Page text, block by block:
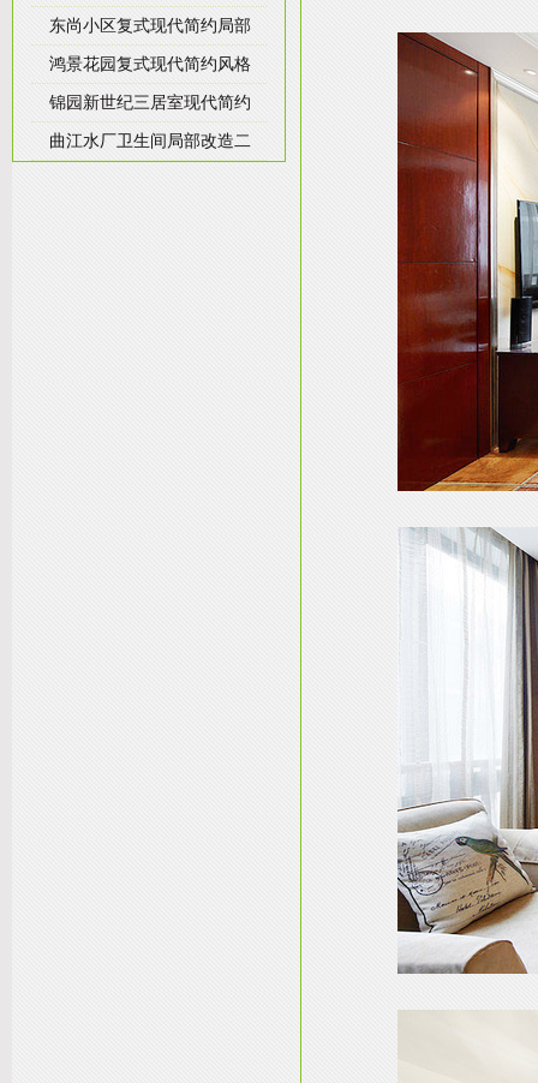
东尚小区复式现代简约局部
鸿景花园复式现代简约风格
锦园新世纪三居室现代简约
曲江水厂卫生间局部改造二